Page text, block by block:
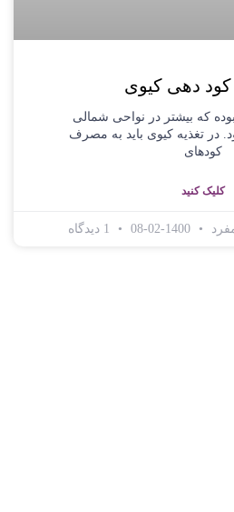
کود دهی کیوی
که بیشتر در نواحی شمالی
تغذیه کیوی باید به مصرف
کودهای
کلیک کنید